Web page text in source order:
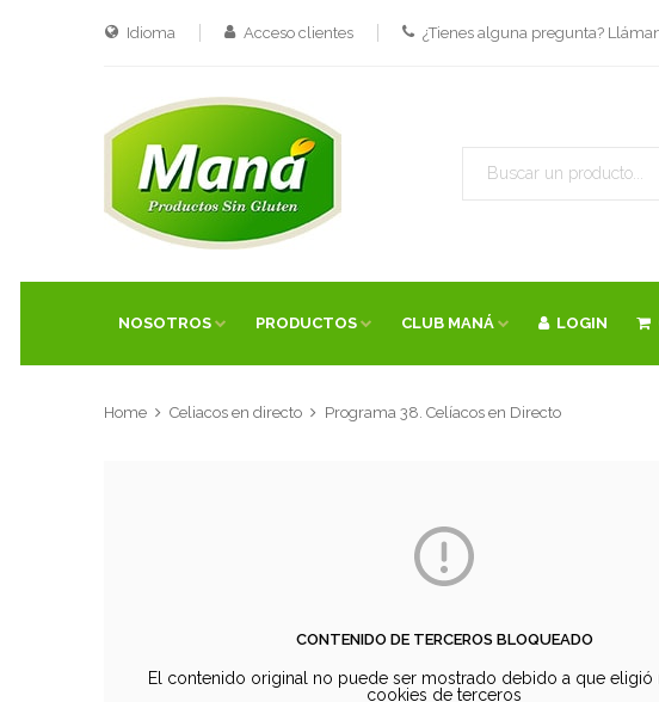
Idioma Acceso clientes ¿Tienes alguna pregunta?
NOSOTROS PRODUCTOS CLUB MANÁ LOGIN
Home Celiacos en directo Programa 38. Celíacos en Directo
CONTENIDO DE TERCEROS BLOQUEADO
El contenido original no puede ser mostrado debido a que eligió
cookies de terceros